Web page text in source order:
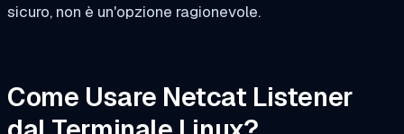
sicuro, non è un'opzione ragionevole.
Come Usare Netcat Listener